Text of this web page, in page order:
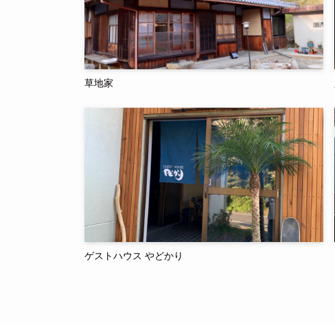
草地家
ゲストハウス やどかり